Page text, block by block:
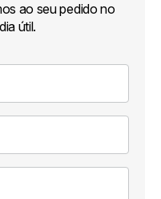
ao seu pedido no
útil.